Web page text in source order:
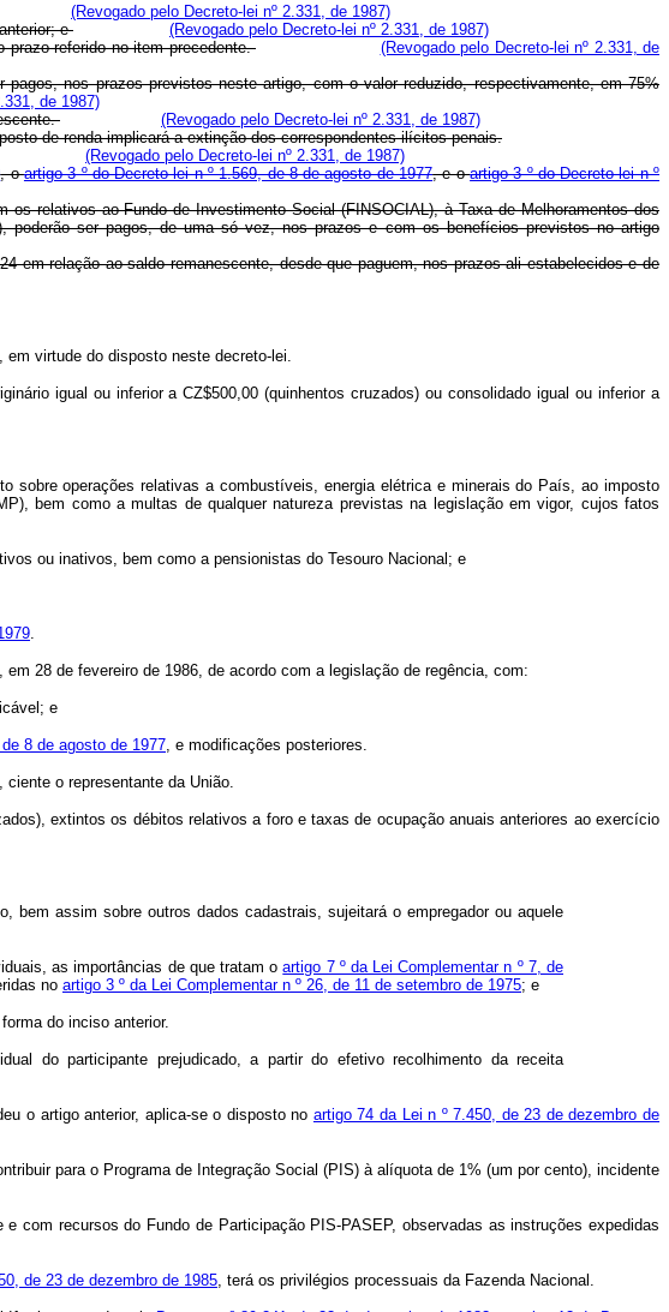
(Revogado pelo Decreto-lei nº 2.331, de 1987)
e
(Revogado pelo Decreto-lei nº 2.331, de 1987)
referido no item precedente.
(Revogado pelo Decreto-lei nº 2.331, de
nos prazos previstos neste artigo, com o valor reduzido, respectivamente, em 75%
de 1987)
(Revogado pelo Decreto-lei nº 2.331, de 1987)
de renda implicará a extinção dos correspondentes ilícitos penais.
(Revogado pelo Decreto-lei nº 2.331, de 1987)
, oartigo 3 º do Decreto-lei n º 1.569, de 8 de agosto de 1977, e oartigo 3 º do Decreto-lei n º
relativos ao Fundo de Investimento Social (FINSOCIAL), à Taxa de Melhoramentos dos
poderão ser pagos, de uma só vez, nos prazos e com os benefícios previstos no artigo
em relação ao saldo remanescente, desde que paguem, nos prazos ali estabelecidos e de
virtude do disposto neste decreto-lei.
igual ou inferior a CZ$500,00 (quinhentos cruzados) ou consolidado igual ou inferior a
operações relativas a combustíveis, energia elétrica e minerais do País, ao imposto
bem como a multas de qualquer natureza previstas na legislação em vigor, cujos fatos
ou inativos, bem como a pensionistas do Tesouro Nacional; e
28 de fevereiro de 1986, de acordo com a legislação de regência, com:
e
8 de agosto de 1977 , e modificações posteriores.
o representante da União.
extintos os débitos relativos a foro e taxas de ocupação anuais anteriores ao exercício
assim sobre outros dados cadastrais, sujeitará o empregador ou aquele
as importâncias de que tratam oartigo 7 º da Lei Complementar n º 7, de
no artigo 3 º da Lei Complementar n º 26, de 11 de setembro de 1975; e
do inciso anterior.
do participante prejudicado, a partir do efetivo recolhimento da receita
o artigo anterior, aplica-se o disposto no artigo 74 da Lei n º 7.450, de 23 de dezembro de
para o Programa de Integração Social (PIS) à alíquota de 1% (um por cento), incidente
com recursos do Fundo de Participação PIS-PASEP, observadas as instruções expedidas
de 23 de dezembro de 1985 , terá os privilégios processuais da Fazenda Nacional.